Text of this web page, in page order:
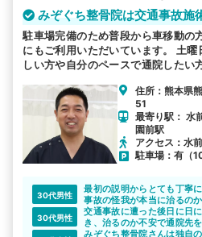
みぞぐち整骨院は交通事故施
駐車場完備のため普段から車移動の
にもご利用いただいています。 土曜日も営業で、平日通院が難
しい方や自分のペースで通院したい
交通事故後の各症状を得意としてい
住所：熊本県
51
最寄り駅： 水
園前駅
アクセス：水
駐車場：有（10
30代男性
最初の説明からとても丁寧
事故の怪我が本当に治るの
色々と相談できたのでこち
いました。
30代男性
交通事故に遭った後日に日
き、治るのか不安で通院先
紹介してもらった整骨院で
みぞぐち整骨院さんは独自